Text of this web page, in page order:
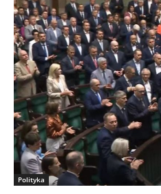
Polityka